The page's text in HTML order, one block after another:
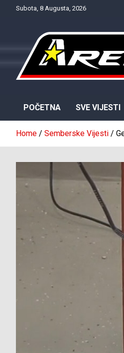
Subota, 8 Augusta, 2026
POČETNA SVE VIJESTI
Home Semberske Vijesti